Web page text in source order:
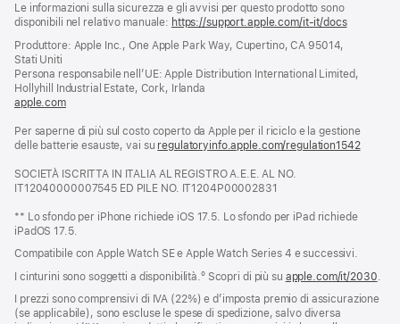
Le informazioni sulla sicurezza e gli avvisi per questo prodotto sono
disponibili nel relativo manuale: https://support.apple.com/it-it/docs(si
finestra)
Produttore: Apple Inc., One Apple Park Way, Cupertino, CA 95014,
Stati Uniti
Persona responsabile nell’UE: Apple Distribution International Limited,
Hollyhill Industrial Estate, Cork, Irlanda
apple.com(si
una
nuova
Per saperne di più sul costo coperto da Apple per il riciclo e la gestione
delle batterie esauste, vai su regulatoryinfo.apple.com/regulation1542(si
SOCIETÀ ISCRITTA IN ITALIA AL REGISTRO A.E.E. AL NO.
IT12040000007545 ED PILE NO. IT1204P00002831
** Lo sfondo per iPhone richiede iOS 17.5. Lo sfondo per iPad richiede
iPadOS 17.5.
Compatibile con Apple Watch SE e Apple Watch Series 4 e successivi.
I cinturini sono soggetti a disponibilità.º Scopri di più su apple.com/it/2030
I prezzi sono comprensivi di IVA (22%) e d’imposta premio di assicurazione
(se applicabile), sono escluse le spese di spedizione, salvo diversa